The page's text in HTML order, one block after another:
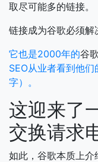
取尽可能多的链接。
链接成为谷歌必须解
它也是2000年的谷
SEO从业者看到他
字）。
这迎来了
交换请求
如此，谷歌本质上